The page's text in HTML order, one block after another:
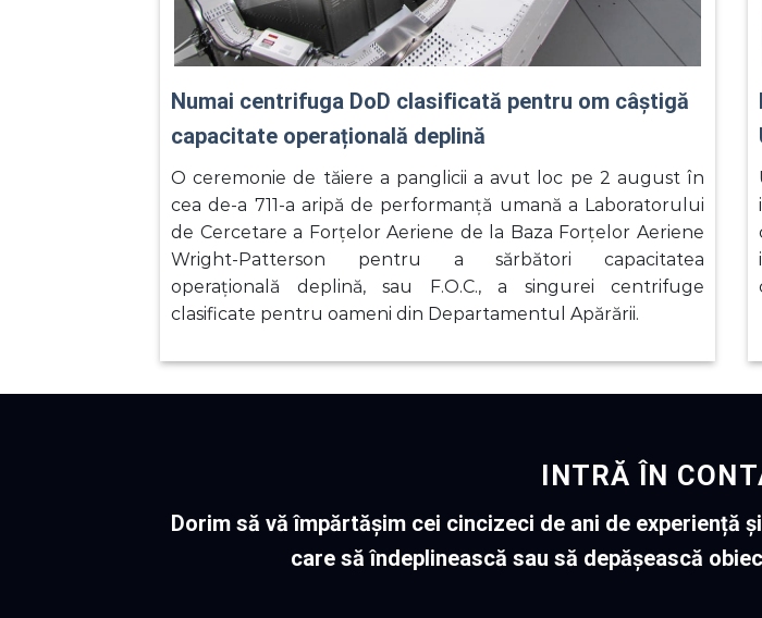
Numai centrifuga DoD clasificată pentru om câștigă
capacitate operațională deplină
O ceremonie de tăiere a panglicii a avut loc pe 2 august în
cea de-a 711-a aripă de performanță umană a Laboratorului
de Cercetare a Forțelor Aeriene de la Baza Forțelor Aeriene
Wright-Patterson pentru a sărbători capacitatea
operațională deplină, sau F.O.C., a singurei centrifuge
clasificate pentru oameni din Departamentul Apărării.
INTRĂ ÎN
Dorim să vă împărtășim cei cincizeci de ani de experiență
care să îndeplinească sau să depășească